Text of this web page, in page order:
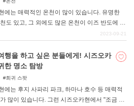
에는 매력적인 온천이 많이 있습니다. 유명한
도 있고, 그 외에도 많은 온천이 이즈 반도에 있
터 온천 마을로 번영해 왔다. 정감 넘치는 거리 풍
번 기사에서는 그런 시즈오카현의 추천 온천지
다.
2023-09-21
행을 하고 싶은 분들에게! 시즈오카
한 명소 탐방
희귀 스팟
에는 후지 사파리 파크, 하마나 호수 등 매력적
많이 있습니다. 그런 시즈오카현에서 "조금 색